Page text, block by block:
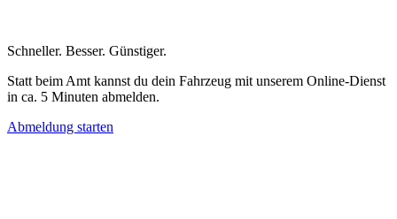
Schneller. Besser. Günstiger.
Statt beim Amt kannst du dein Fahrzeug mit unserem Online-Dienst
in ca. 5 Minuten abmelden.
Abmeldung starten